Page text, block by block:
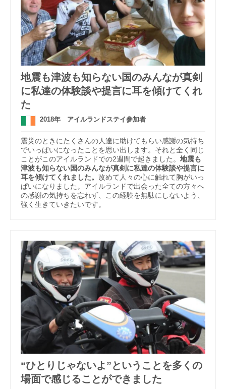
地震も津波も知らない国のみんなが真剣
に私達の体験談や提言に耳を傾けてくれ
た
2018年 アイルランドステイ参加者
震災のときにたくさんの人達に助けてもらい感謝の気持ち
でいっぱいになったことを思い出します。それと全く同じ
ことがこのアイルランドでの2週間で起きました。 地震も
津波も知らない国のみんなが真剣に私達の体験談や提言に
耳を傾けてくれました。 改めて人々の心に触れて胸がいっ
ぱいになりました。アイルランドで出会った全ての方々へ
の感謝の気持ちを忘れず、この経験を無駄にしないよう、
強く生きていきたいです。
“ひとりじゃないよ”ということを多くの
場面で感じることができました